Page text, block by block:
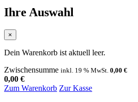
Ihre Auswahl
×
Dein Warenkorb ist aktuell leer.
Zwischensumme inkl. 19 % MwSt. 0,00 €
0,00 €
Zum Warenkorb Zur Kasse